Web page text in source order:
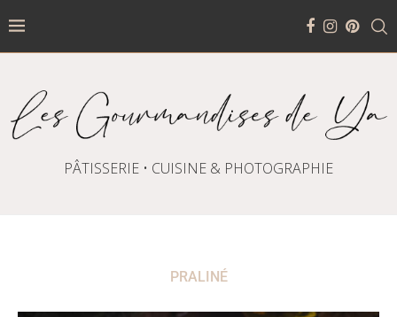
PÂTISSERIE • CUISINE & PHOTOGRAPHIE
PRALINÉ